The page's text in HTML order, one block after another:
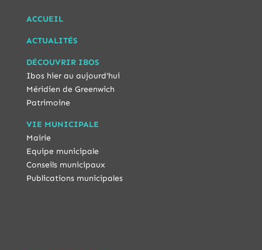
ACCUEIL
ACTUALITÉS
DÉCOUVRIR IBOS
Ibos hier au aujourd'hui
Méridien de Greenwich
Patrimoine
VIE MUNICIPALE
Mairie
Equipe municipale
Conseils municipaux
Publications municipales